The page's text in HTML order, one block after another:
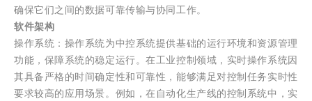
确保它们之间的数据可靠传输与协同工作。
软件架构
操作系统：操作系统为中控系统提供基础的运行环境和资源管理
功能，保障系统的稳定运行。在工业控制领域，实时操作系统因
其具备严格的时间确定性和可靠性，能够满足对控制任务实时性
要求较高的应用场景。例如，在自动化生产线的控制系统中，实